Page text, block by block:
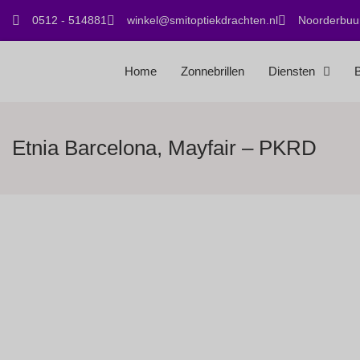
0512 - 514881 winkel@smitoptiekdrachten.nl
Home Zonnebrillen Diensten
Etnia Barcelona, Mayfair – PKRD